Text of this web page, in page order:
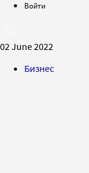
Войти
02 June 2022
Бизнес